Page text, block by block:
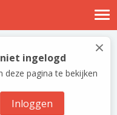
×
ingelogd
deze pagina te bekijken
Inloggen